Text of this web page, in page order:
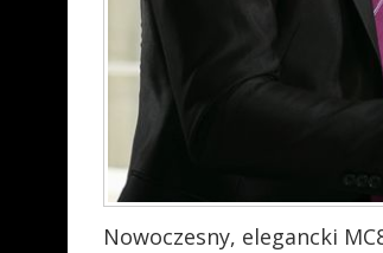
Nowoczesny, elegancki